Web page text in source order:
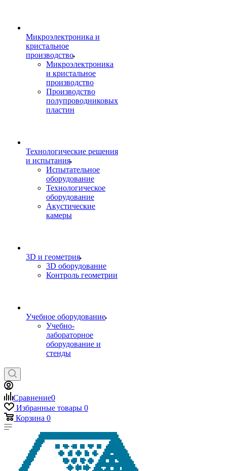
Микроэлектроника и
кристальное
производство
Микроэлектроника
и кристальное
производство
Производство
полупроводниковых
пластин
Технологические решения
и испытания
Испытательное
оборудование
Технологическое
оборудование
Акустические
камеры
3D и геометрия
3D оборудование
Контроль геометрии
Учебное оборудование
Учебно-
лабораторное
оборудование и
стенды
Сравнение0
Избранные товары 0
Корзина 0